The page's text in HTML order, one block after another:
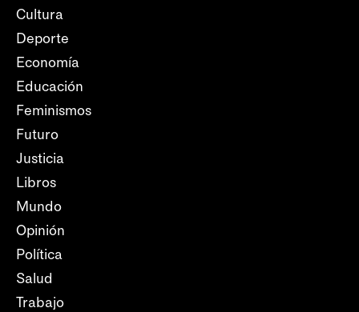
Cultura
Deporte
Economía
Educación
Feminismos
Futuro
Justicia
Libros
Mundo
Opinión
Política
Salud
Trabajo